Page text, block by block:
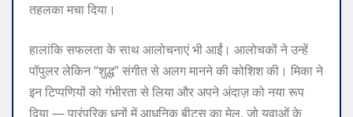
तहलका मचा दिया।
हालांकि सफलता के साथ आलोचनाएं भी आईं। आलोचकों ने उन्हें
पॉपुलर लेकिन “शुद्ध” संगीत से अलग मानने की कोशिश की। मिका ने
इन टिप्पणियों को गंभीरता से लिया और अपने अंदाज़ को नया रूप
दिया — पारंपरिक धुनों में आधुनिक बीट्स का मेल, जो युवाओं के